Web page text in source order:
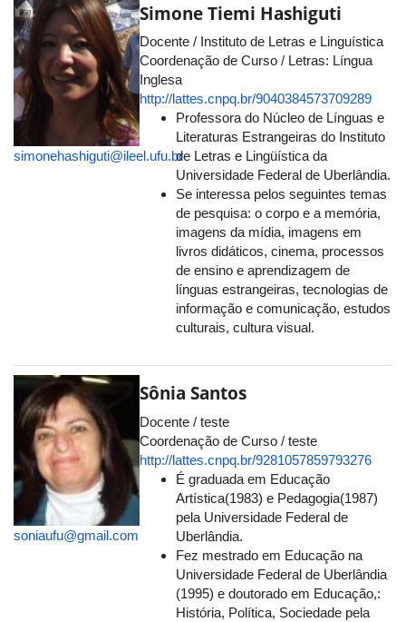
simonehashiguti@ileel.ufu.br
Simone Tiemi Hashiguti
Docente / Instituto de Letras e Linguística
Coordenação de Curso / Letras: Língua
Inglesa
http://lattes.cnpq.br/9040384573709289
Professora do Núcleo de Línguas e
Literaturas Estrangeiras do Instituto
de Letras e Lingüística da
Universidade Federal de Uberlândia.
Se interessa pelos seguintes temas
de pesquisa: o corpo e a memória,
imagens da mídia, imagens em
livros didáticos, cinema, processos
de ensino e aprendizagem de
línguas estrangeiras, tecnologias de
informação e comunicação, estudos
culturais, cultura visual.
soniaufu@gmail.com
Sônia Santos
Docente / teste
Coordenação de Curso / teste
http://lattes.cnpq.br/9281057859793276
É graduada em Educação
Artística(1983) e Pedagogia(1987)
pela Universidade Federal de
Uberlândia.
Fez mestrado em Educação na
Universidade Federal de Uberlândia
(1995) e doutorado em Educação,:
História, Política, Sociedade pela